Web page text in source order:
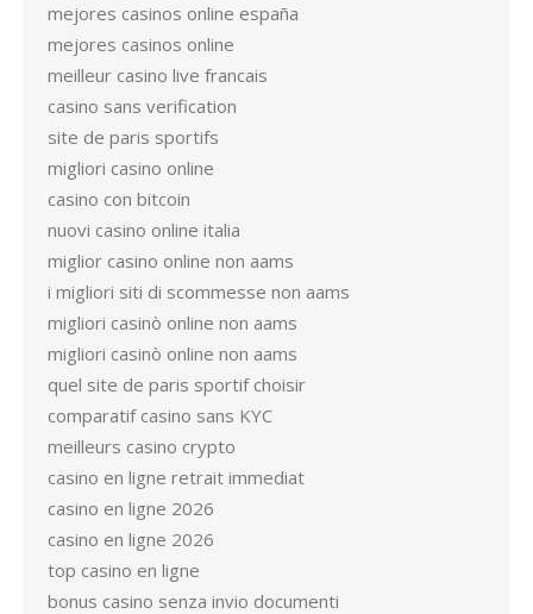
mejores casinos online españa
mejores casinos online
meilleur casino live francais
casino sans verification
site de paris sportifs
migliori casino online
casino con bitcoin
nuovi casino online italia
miglior casino online non aams
i migliori siti di scommesse non aams
migliori casinò online non aams
migliori casinò online non aams
quel site de paris sportif choisir
comparatif casino sans KYC
meilleurs casino crypto
casino en ligne retrait immediat
casino en ligne 2026
casino en ligne 2026
top casino en ligne
bonus casino senza invio documenti